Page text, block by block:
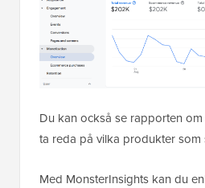
Du kan också se rapporten
ta reda på vilka produkter som
Med MonsterInsights kan du